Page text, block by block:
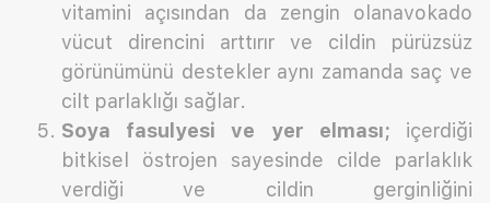
vitamini açısından da zengin olanavokado
vücut direncini arttırır ve cildin pürüzsüz
görünümünü destekler aynı zamanda saç ve
cilt parlaklığı sağlar.
Soya fasulyesi ve yer elması; içerdiği
bitkisel östrojen sayesinde cilde parlaklık
verdiği ve cildin gerginliğini